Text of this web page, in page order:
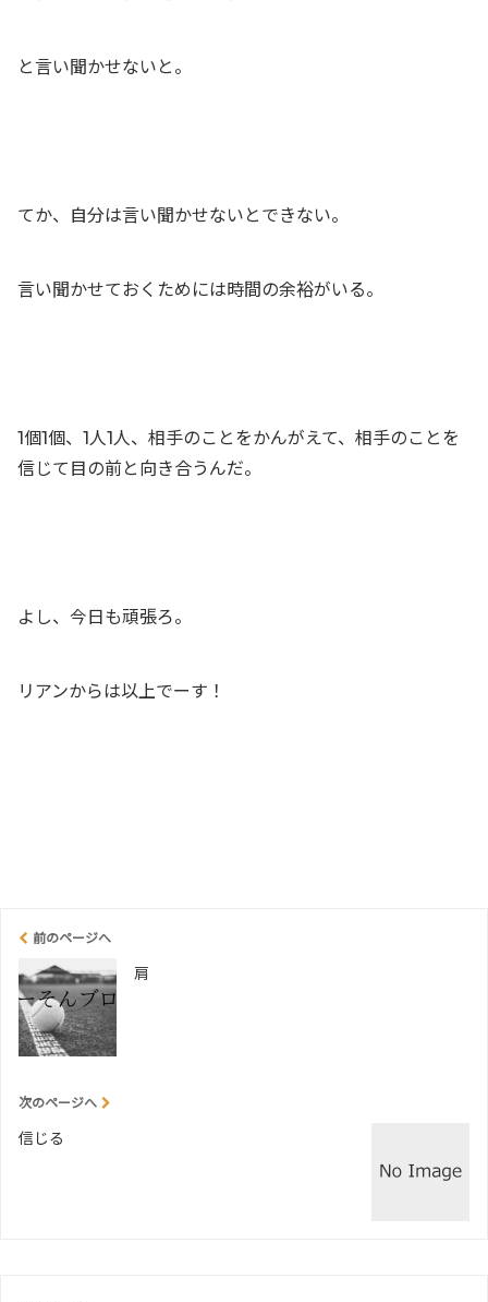
と言い聞かせないと。
てか、自分は言い聞かせないとできない。
言い聞かせておくためには時間の余裕がいる。
1個1個、1人1人、相手のことをかんがえて、相手のことを
信じて目の前と向き合うんだ。
よし、今日も頑張ろ。
リアンからは以上でーす！
前のページへ
肩
次のページへ
信じる